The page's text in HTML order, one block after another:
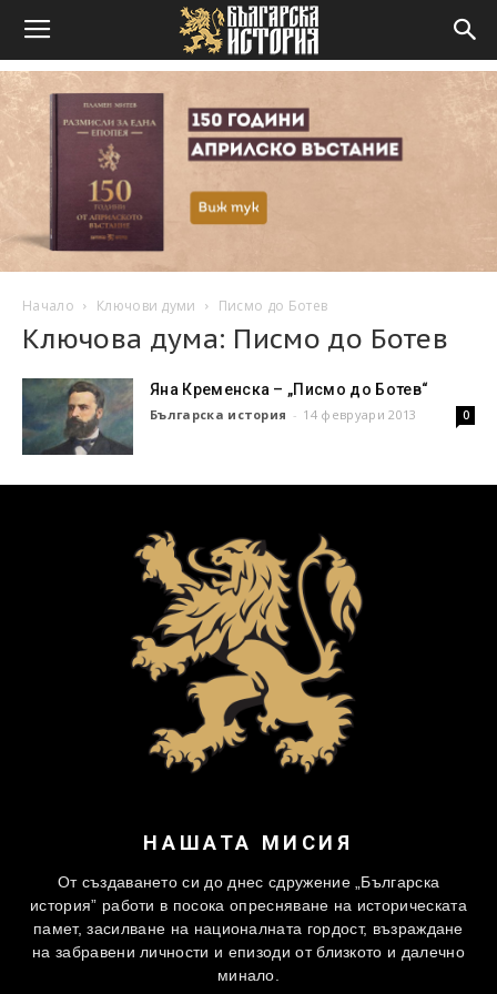
Начало Ключови думи Писмо до Ботев
Ключова дума: Писмо до Ботев
Яна Кременска – „Писмо до Ботев“
Българска история - 14 февруари 2013 0
НАШАТА МИСИЯ
От създаването си до днес сдружение „Българска
история” работи в посока опресняване на историческата
памет, засилване на националната гордост, възраждане
на забравени личности и епизоди от близкото и далечно
минало.